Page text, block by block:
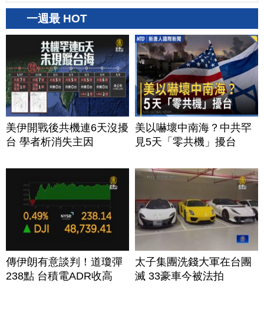
一週最 HOT
美伊開戰後共機連6天沒擾
台 學者析消失主因
美以嚇壞中南海？中共罕
見5天「零共機」擾台
傳伊朗有意談判！道瓊彈
238點 台積電ADR收高
太子集團洗錢大軍在台團
滅 33豪車今被法拍